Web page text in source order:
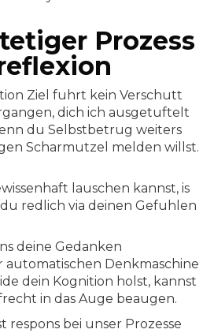
Prozess
Ziel fuhrt kein Verschutt
dich ich ausgetuftelt
du Selbstbetrug weiters
Scharmutzel melden willst.
lauschen kannst, is
redlich via deinen Gefuhlen
deine Gedanken
Denkmaschine
dein Kognition holst, kannst
in das Auge beaugen.
respons bei unser Prozesse